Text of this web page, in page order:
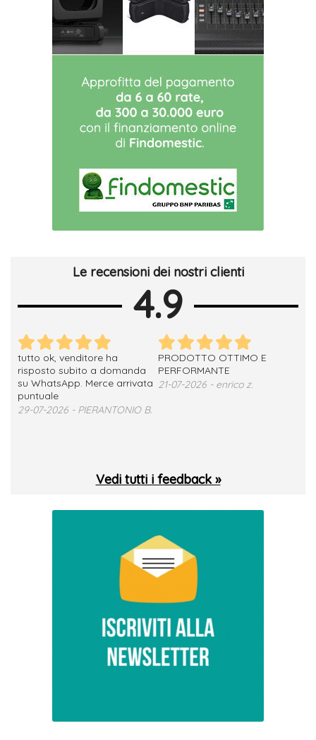
Le recensioni dei nostri clienti
4.9
tutto ok, venditore ha
risposto subito a domanda
su WhatsApp. Merce arrivata
puntuale
29-07-2026 - PIERANTONIO B.
PRODOTTO OTTIMO E
PERFORMANTE
21-07-2026 - enrico z.
Vedi tutti i feedback »